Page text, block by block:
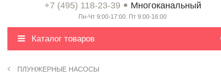
+7 (495) 118-23-39 Многоканальный
Пн-Чт 9:00-17:00. Пт 9:00-16:00
Каталог товаров
ПЛУНЖЕРНЫЕ НАСОСЫ